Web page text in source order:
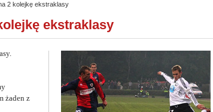
2 kolejkę ekstraklasy
ekstraklasy
żaden z